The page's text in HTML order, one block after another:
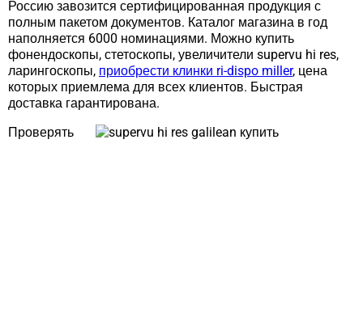
Россию завозится сертифицированная продукция с
полным пакетом документов. Каталог магазина в год
наполняется 6000 номинациями. Можно купить
фонендоскопы, стетоскопы, увеличители supervu hi res,
ларингоскопы, приобрести клинки ri-dispo miller, цена
которых приемлема для всех клиентов. Быстрая
доставка гарантирована.
Проверять